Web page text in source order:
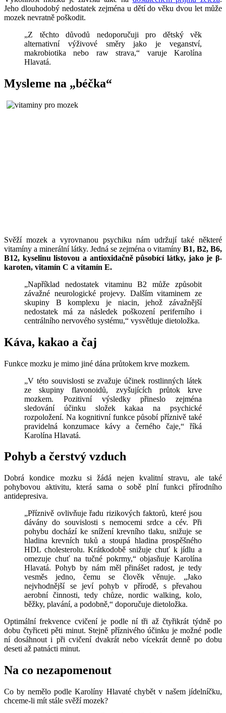
Jeho dlouhodobý nedostatek zejména u dětí do věku dvou let může
mozek nevratně poškodit.
„Z těchto důvodů nedoporučuji pro dětský věk
alternativní výživové směry jako je veganství,
makrobiotika nebo raw strava,“ varuje Karolína
Hlavatá.
Mysleme na „béčka“
Svěží mozek a vyrovnanou psychiku nám udržují také některé
vitamíny a minerální látky. Jedná se zejména o vitamíny B1, B2, B6,
B12, kyselinu listovou a antioxidačně působící látky, jako je β-
karoten, vitamín C a vitamín E.
„Například nedostatek vitaminu B2 může způsobit
závažné neurologické projevy. Dalším vitaminem ze
skupiny B komplexu je niacin, jehož závažnější
nedostatek má za následek poškození periferního i
centrálního nervového systému,“ vysvětluje dietoložka.
Káva, kakao a čaj
Funkce mozku je mimo jiné dána průtokem krve mozkem.
„V této souvislosti se zvažuje účinek rostlinných látek
ze skupiny flavonoidů, zvyšujících průtok krve
mozkem. Pozitivní výsledky přineslo zejména
sledování účinku složek kakaa na psychické
rozpoložení. Na kognitivní funkce působí příznivě také
pravidelná konzumace kávy a černého čaje,“ říká
Karolína Hlavatá.
Pohyb a čerstvý vzduch
Dobrá kondice mozku si žádá nejen kvalitní stravu, ale také
pohybovou aktivitu, která sama o sobě plní funkci přírodního
antidepresiva.
„Příznivě ovlivňuje řadu rizikových faktorů, které jsou
dávány do souvislosti s nemocemi srdce a cév. Při
pohybu dochází ke snížení krevního tlaku, snižuje se
hladina krevních tuků a stoupá hladina prospěšného
HDL cholesterolu. Krátkodobě snižuje chuť k jídlu a
omezuje chuť na tučné pokrmy,“ objasňuje Karolína
Hlavatá. Pohyb by nám měl přinášet radost, je tedy
vesměs jedno, čemu se člověk věnuje. „Jako
nejvhodnější se jeví pohyb v přírodě, s převahou
aerobní činnosti, tedy chůze, nordic walking, kolo,
běžky, plavání, a podobně,“ doporučuje dietoložka.
Optimální frekvence cvičení je podle ní tři až čtyřikrát týdně po
dobu čtyřiceti pěti minut. Stejně příznivého účinku je možné podle
ní dosáhnout i při cvičení dvakrát nebo vícekrát denně po dobu
deseti až patnácti minut.
Na co nezapomenout
Co by nemělo podle Karolíny Hlavaté chybět v našem jídelníčku,
chceme-li mít stále svěží mozek?